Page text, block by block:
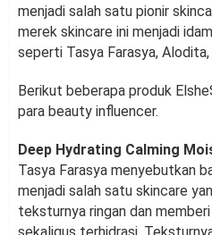
menjadi salah satu pionir
merek skincare ini menjadi
seperti Tasya Farasya,
Berikut beberapa produk
para beauty influencer.
Deep Hydrating Calming
Tasya Farasya menyebutkan
menjadi salah satu skincare
teksturnya ringan dan